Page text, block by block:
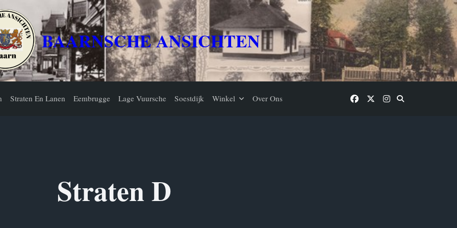
BAARNSCHE ANSICHTEN
Straten En Lanen Eembrugge Lage Vuursche Soestdijk Winkel Over Ons
Straten D